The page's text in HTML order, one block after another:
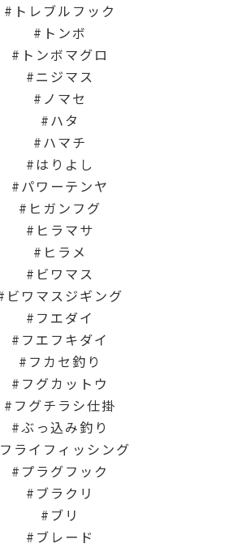
トレブルフック
トンボ
トンボマグロ
ニジマス
ノマセ
ハタ
ハマチ
はりよし
パワーテンヤ
ヒガンフグ
ヒラマサ
ヒラメ
ビワマス
ビワマスジギング
フエダイ
フエフキダイ
フカセ釣り
フグカットウ
フグチラシ仕掛
ぶっ込み釣り
フライフィッシング
プラグフック
ブラクリ
ブリ
ブレード